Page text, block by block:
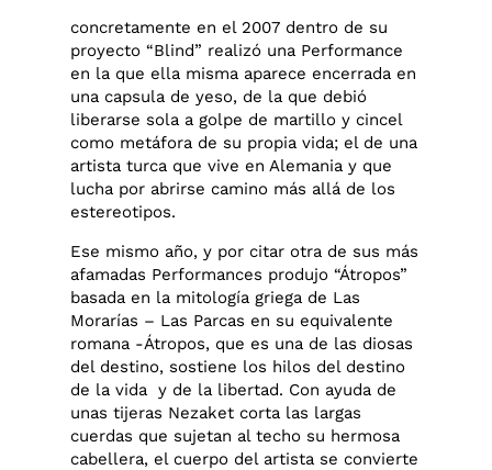
concretamente en el 2007 dentro de su
proyecto “Blind” realizó una Performance
en la que ella misma aparece encerrada en
una capsula de yeso, de la que debió
liberarse sola a golpe de martillo y cincel
como metáfora de su propia vida; el de una
artista turca que vive en Alemania y que
lucha por abrirse camino más allá de los
estereotipos.
Ese mismo año, y por citar otra de sus más
afamadas Performances produjo “Átropos”
basada en la mitología griega de Las
Morarías – Las Parcas en su equivalente
romana -Átropos, que es una de las diosas
del destino, sostiene los hilos del destino
de la vida y de la libertad. Con ayuda de
unas tijeras Nezaket corta las largas
cuerdas que sujetan al techo su hermosa
cabellera, el cuerpo del artista se convierte